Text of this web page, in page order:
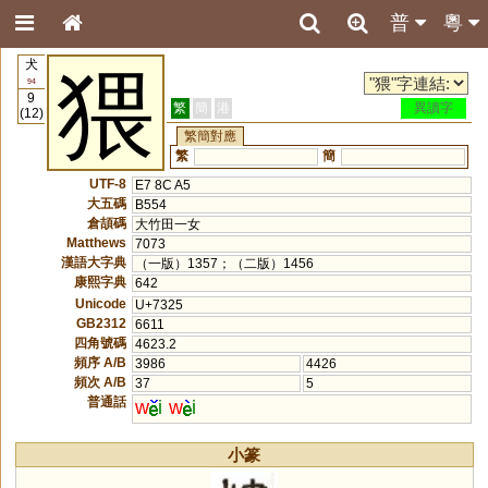
粵
普
犬
94
9
(12)
猥 繁 簡 港
異讀字
繁簡對應
繁
簡
UTF-8
E7 8C A5
大五碼
B554
倉頡碼 大竹田一女
Matthews
7073
漢語大字典
（一版）1357；（二版）1456
康熙字典 642
Unicode
U+7325
GB2312
6611
四角號碼 4623.2
頻序 A/B
3986
4426
頻次 A/B
37
5
普通話 w i w i
小篆